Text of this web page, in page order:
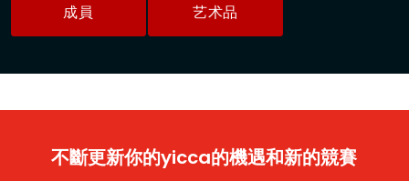
成員 艺术品
不斷更新你的yicca的機遇和新的競賽